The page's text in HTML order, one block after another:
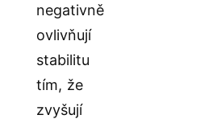
negativně
ovlivňují
stabilitu
tím, že
zvyšují